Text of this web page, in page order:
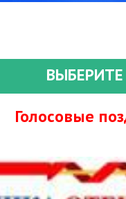
Голосовые